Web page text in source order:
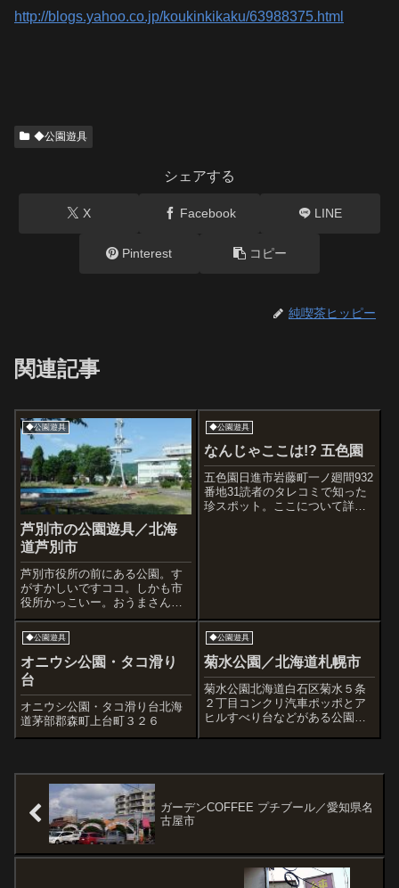
http://blogs.yahoo.co.jp/koukinkikaku/63988375.html
◆公園遊具
シェアする
X Facebook LINE
Pinterest コピー
純喫茶ヒッピー
関連記事
◆公園遊具
芦別市の公園遊具／北海
道芦別市
芦別市役所の前にある公園。す
がすかしいですココ。しかも市
役所かっこいー。おうまさん＆
ぞーさん。クレイジーカラーで
す。ケロたん水道。うしろケロ
たん。国道にでるとこんなオブ
ジェが。役所前のものとちょっ
と似ていますね。ん。 また公
園みたいもの発見...
◆公園遊具
なんじゃここは!? 五色園
五色園日進市岩藤町一ノ廻間932
番地31読者のタレコミで知った
珍スポット。ここについて詳し
◆公園遊具
オニウシ公園・タコ滑り
台
オニウシ公園・タコ滑り台北海
道茅部郡森町上台町３２６
◆公園遊具
菊水公園／北海道札幌市
菊水公園北海道白石区菊水５条
２丁目コンクリ汽車ポッポとア
ヒルすべり台などがある公園。
ガーデンCOFFEE プチブール／愛知県名
古屋市